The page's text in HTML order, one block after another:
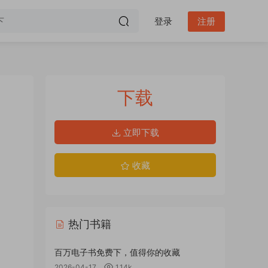
登录 注册
下载
立即下载
收藏
热门书籍
百万电子书免费下，值得你的收藏